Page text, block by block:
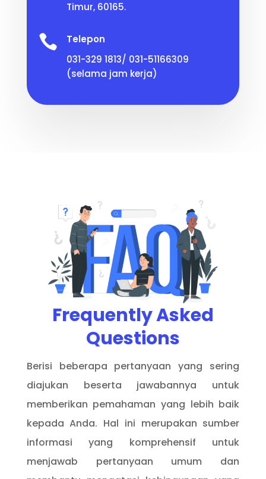
Timur, 60165.

Telepon
031-329 1813/ 031-51166309
(selama jam kerja)
Frequently Asked
Questions
Berisi beberapa pertanyaan yang sering
diajukan beserta jawabannya untuk
memberikan pemahaman yang lebih baik
kepada Anda. Hal ini merupakan sumber
informasi yang komprehensif untuk
menjawab pertanyaan umum dan